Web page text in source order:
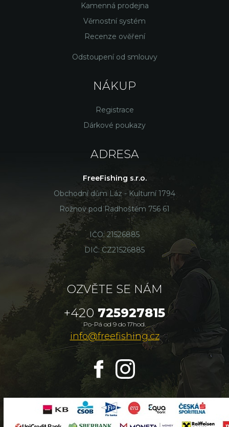
Kamenná prodejna
Věrnostní systém
Recenze ověření
Odstoupení od smlouvy
NÁKUP
Registrace
Dárkové poukazy
ADRESA
FreeFishing s.r.o.
Obchodní dům Láz - Kulturní 1794
Rožnov pod Radhoštěm 756 61
IČO: 21526885
DIČ: CZ21526885
OZVĚTE SE NÁM
+420 725927815
Po-Pá od 9 do 17hod.
info@freefishing.cz